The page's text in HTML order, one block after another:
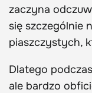
zaczyna
się szczególnie
piaszczystych,
Dlatego
ale bardzo